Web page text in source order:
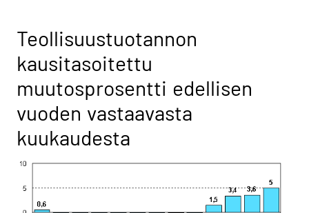
Teollisuustuotannon
kausitasoitettu
muutosprosentti edellisen
vuoden vastaavasta
kuukaudesta